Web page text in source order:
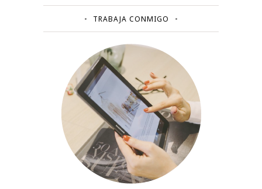
TRABAJA CONMIGO